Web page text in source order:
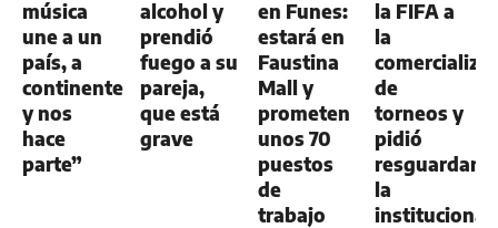
música
une a un
país, a
continentes
y nos
hace
parte”
alcohol y
prendió
fuego a su
pareja,
que está
grave
en Funes:
estará en
Faustina
Mall y
prometen
unos 70
puestos
de
trabajo
la FIFA a
la
de
torneos y
pidió
resguardar
la